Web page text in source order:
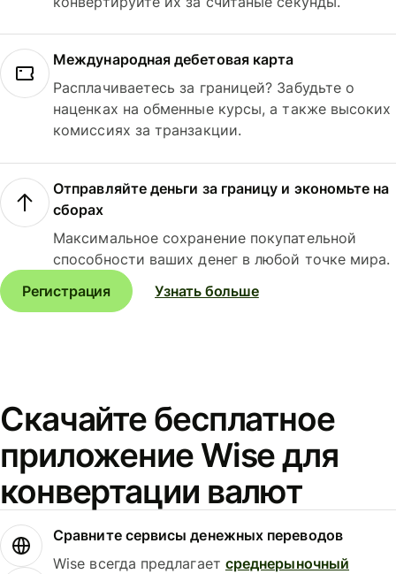
Международная дебетовая карта
Расплачиваетесь за границей? Забудьте о
наценках на обменные курсы, а также высоких
комиссиях за транзакции.
Отправляйте деньги за границу и экономьте на
сборах
Максимальное сохранение покупательной
способности ваших денег в любой точке мира.
Регистрация
Узнать больше
Скачайте бесплатное
приложение Wise для
конвертации валют
Сравните сервисы денежных переводов
Wise всегда предлагает среднерыночный